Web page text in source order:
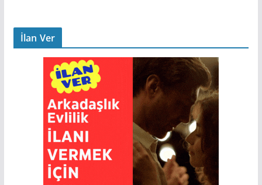
İlan Ver